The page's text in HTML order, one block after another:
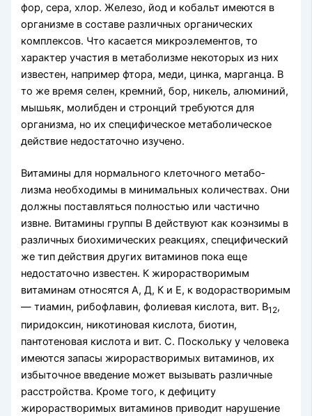
фор, сера, хлор. Железо, йод и ко­бальт имеются в
организме в составе различных органических
комплексов. Что касается микроэле­ментов, то
характер участия в метаболизме неко­торых из них
известен, например фтора, меди, цинка, марганца. В
то же время селен, кремний, бор, никель, алюминий,
мышьяк, молибден и строн­ций требуются для
организма, но их специфиче­ское метаболическое
действие недостаточно изу­чено.
Витамины для нормального клеточного метабо­
лизма необходимы в минимальных количествах. Они
должны поставляться полностью или час­тично
извне. Витамины группы В действуют как коэнзимы в
различных биохимических реакциях, специфический
же тип действия других витаминов пока еще
недостаточно известен. К жирораствори­мым
витаминам относятся А, Д, К и Е, к водора­створимым
— тиамин, рибофлавин, фолиевая кислота, вит. В12,
пиридоксин, никотиновая кислота, биотин,
пантотеновая кислота и вит. С. Поскольку у человека
имеются запасы жирорастворимых ви­таминов, их
избыточное введение может вызывать различные
расстройства. Кроме того, к дефициту
жирорастворимых витаминов приводит нарушение